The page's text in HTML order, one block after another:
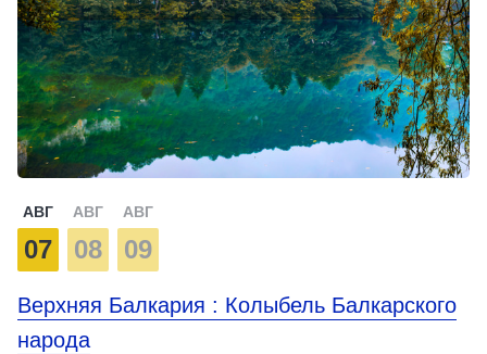
АВГ
07
АВГ
08
АВГ
09
Верхняя Балкария : Колыбель Балкарского
народа